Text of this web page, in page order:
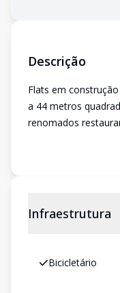
Descrição
Flats em
a 44 metros
renomados
Infraestrutura
Bicicletário